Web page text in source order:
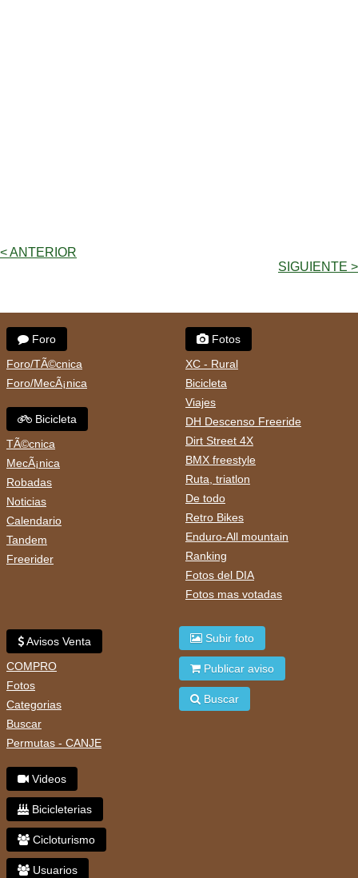
< ANTERIOR
SIGUIENTE >
Foro
Foro/TÃ©cnica
Foro/MecÃ¡nica
Bicicleta
TÃ©cnica
MecÃ¡nica
Robadas
Noticias
Calendario
Tandem
Freerider
Fotos
XC - Rural
Bicicleta
Viajes
DH Descenso Freeride
Dirt Street 4X
BMX freestyle
Ruta, triatlon
De todo
Retro Bikes
Enduro-All mountain
Ranking
Fotos del DIA
Fotos mas votadas
Avisos Venta
COMPRO
Fotos
Categorias
Buscar
Permutas - CANJE
Videos
Bicicleterias
Cicloturismo
Usuarios
Subir foto
Publicar aviso
Buscar